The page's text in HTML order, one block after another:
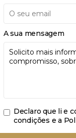
A sua mensagem
Declaro que li e
condições e a